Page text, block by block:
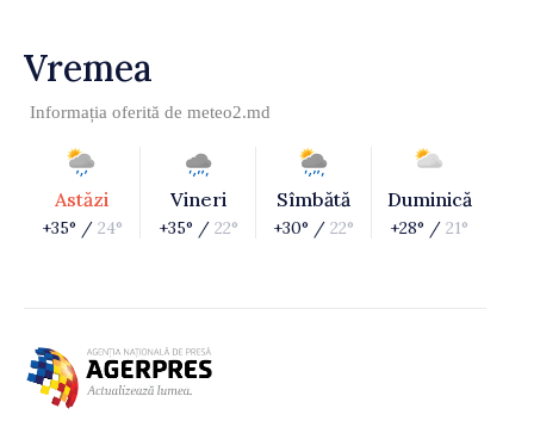
Vremea
Informația oferită de meteo2.md
Astăzi
+35° / 24°
Vineri
+35° / 22°
Sîmbătă
+30° / 22°
Duminică
+28° / 21°